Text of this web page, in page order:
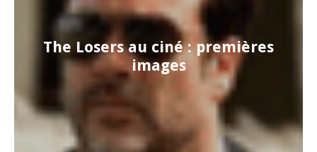
The Losers au ciné : premières
images